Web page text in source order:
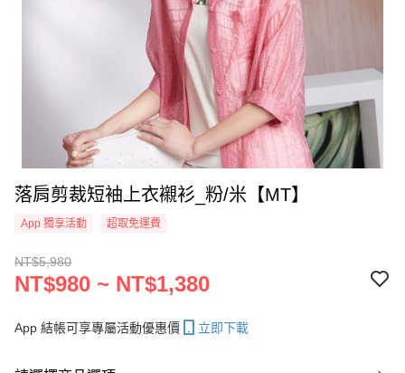
落肩剪裁短袖上衣襯衫_粉/米【MT】
App 獨享活動 超取免運費
NT$5,980
NT$980 ~ NT$1,380
App 結帳可享專屬活動優惠價 立即下載